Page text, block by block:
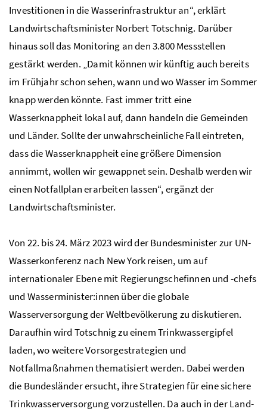
Investitionen in die Wasserinfrastruktur an“, erklärt
Landwirtschaftsminister Norbert Totschnig. Darüber
hinaus soll das Monitoring an den 3.800 Messstellen
gestärkt werden. „Damit können wir künftig auch bereits
im Frühjahr schon sehen, wann und wo Wasser im Sommer
knapp werden könnte. Fast immer tritt eine
Wasserknappheit lokal auf, dann handeln die Gemeinden
und Länder. Sollte der unwahrscheinliche Fall eintreten,
dass die Wasserknappheit eine größere Dimension
annimmt, wollen wir gewappnet sein. Deshalb werden wir
einen Notfallplan erarbeiten lassen“, ergänzt der
Landwirtschaftsminister.
Von 22. bis 24. März 2023 wird der Bundesminister zur UN-
Wasserkonferenz nach New York reisen, um auf
internationaler Ebene mit Regierungschefinnen und -chefs
und Wasserminister:innen über die globale
Wasserversorgung der Weltbevölkerung zu diskutieren.
Daraufhin wird Totschnig zu einem Trinkwassergipfel
laden, wo weitere Vorsorgestrategien und
Notfallmaßnahmen thematisiert werden. Dabei werden
die Bundesländer ersucht, ihre Strategien für eine sichere
Trinkwasserversorgung vorzustellen. Da auch in der Land-